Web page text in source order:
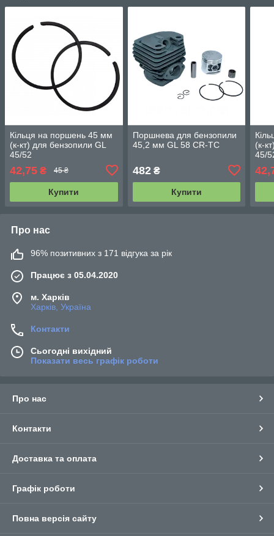
Кільця на поршень 45 мм
(к-кт) для бензопили GL
45/52
42,75 ₴ 45 ₴
Купити
Поршнева для бензопили
45,2 мм GL 58 CR-TC
482₴
Купити
(к-
45/
Про нас
96% позитивних з 171 відгука за рік
Працює з 05.04.2020
м. Харків
Харків, Україна
Контакти
Сьогодні вихідний
Показати весь графік роботи
Про нас
Контакти
Доставка та оплата
Графік роботи
Повна версія сайту